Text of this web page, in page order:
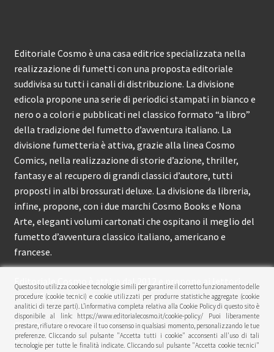
Editoriale Cosmo è una casa editrice specializzata nella
realizzazione di fumetti con una proposta editoriale
suddivisa su tutti i canali di distribuzione. La divisione
edicola propone una serie di periodici stampati in bianco e
nero o a colori e pubblicati nel classico formato “a libro”
della tradizione del fumetto d’avventura italiano. La
divisione fumetteria è attiva, grazie alla linea Cosmo
Comics, nella realizzazione di storie d’azione, thriller,
fantasy e al recupero di grandi classici d’autore, tutti
proposti in albi brossurati deluxe. La divisione da libreria,
infine, propone, con i due marchi Cosmo Books e Nona
Arte, eleganti volumi cartonati che ospitano il meglio del
fumetto d’avventura classico italiano, americano e
francese.
Editoriale Cosmo è attiva dal 2012 e propone ai lettori
circa 150 pubblicazioni l’anno.
© Editoriale Cosmo 2026
Privacy Policy
Questo sito utilizza cookie e tecnologie simili per garantire il corretto funzionamento delle
procedure (cookie tecnici) e cookie utilizzati per produrre statistiche aggregate (cookie
analitici di terze parti). L’informativa completa relativa alla Cookie Policy di questo sito è
disponibile al link: https://www.editorialecosmo.it/cookie-policy/ Puoi liberamente
prestare, rifiutare o revocare il tuo consenso in qualsiasi momento, personalizzando le tue
preferenze. Cliccando sul pulsante "Accetta tutti i cookie" acconsenti all'uso di tali
tecnologie per tutte le finalità indicate. Cliccando sul pulsante "Accetta cookie tecnici"